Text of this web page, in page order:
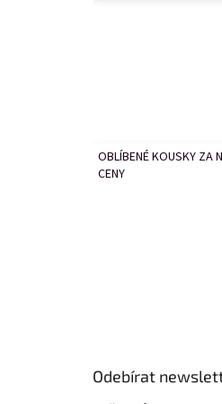
OBLÍBENÉ KOUSKY ZA
CENY
Odebírat